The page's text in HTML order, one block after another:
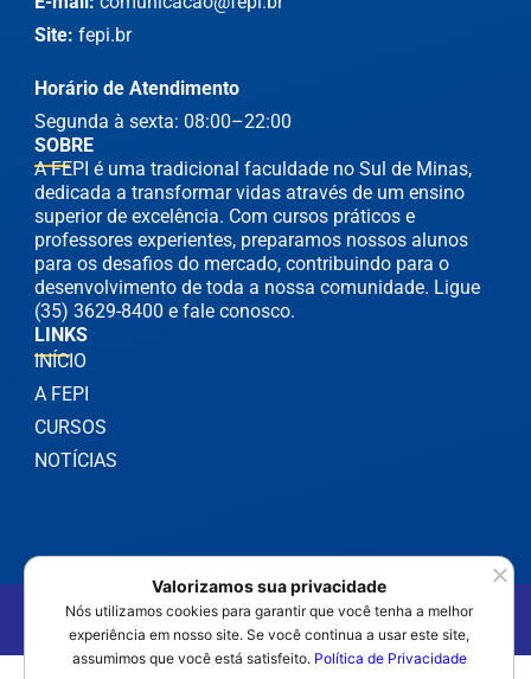
SOBRE
A FEPI é uma tradicional faculdade no Sul de Minas,
dedicada a transformar vidas através de um ensino
superior de excelência. Com cursos práticos e
professores experientes, preparamos nossos alunos
para os desafios do mercado, contribuindo para o
desenvolvimento de toda a nossa comunidade. Ligue
(35) 3629-8400 e fale conosco.
LINKS
INÍCIO
A FEPI
CURSOS
NOTÍCIAS
Site: fepi.br
Horário de Atendimento
Segunda à sexta: 08:00–22:00
©2025 FEPI Itajubá - Todos os Direitos Reservados
Política de Privacidade
Valorizamos sua privacidade
Nós utilizamos cookies para garantir que você tenha a melhor
experiência em nosso site. Se você continua a usar este site,
assumimos que você está satisfeito. Política de Privacidade